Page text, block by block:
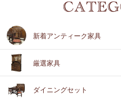
新着アンティーク家具
厳選家具
ダイニングセット